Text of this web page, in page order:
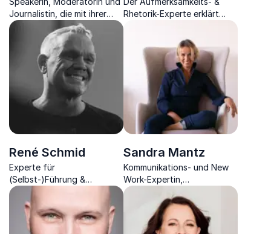
Journalistin, die mit ihrer
professionell charmanten
Art durch unzählige Events
Rhetorik-Experte erklärt
Lehren und Lernen durch
das Konzept Edutainment
René Schmid
Experte für
(Selbst-)Führung &
Konfliktmanagement,
Persönlichkeits- &
Teamentwickler,
Sparringcoach &
Sandra Mantz
Kommunikations- und New
Work-Expertin,
Unternehmerin, Dialog
Trainerin, Autorin